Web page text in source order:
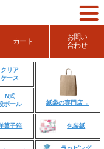
クリア
ケース
紙袋の専門店→
N式
ボール
菓子箱 包装紙
カート
お問い
合わせ